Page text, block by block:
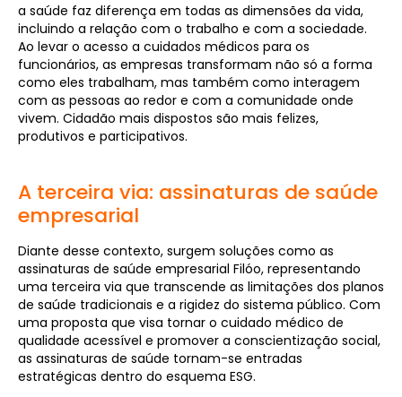
a saúde faz diferença em todas as dimensões da vida,
incluindo a relação com o trabalho e com a sociedade.
Ao levar o acesso a cuidados médicos para os
funcionários, as empresas transformam não só a forma
como eles trabalham, mas também como interagem
com as pessoas ao redor e com a comunidade onde
vivem. Cidadão mais dispostos são mais felizes,
produtivos e participativos.
A terceira via: assinaturas de saúde
empresarial
Diante desse contexto, surgem soluções como as
assinaturas de saúde empresarial Filóo, representando
uma terceira via que transcende as limitações dos planos
de saúde tradicionais e a rigidez do sistema público. Com
uma proposta que visa tornar o cuidado médico de
qualidade acessível e promover a conscientização social,
as assinaturas de saúde tornam-se entradas
estratégicas dentro do esquema ESG.